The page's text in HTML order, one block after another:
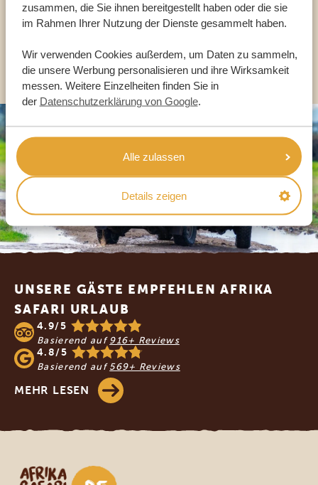
zusammen, die Sie ihnen bereitgestellt haben oder die sie
im Rahmen Ihrer Nutzung der Dienste gesammelt haben.
Wir verwenden Cookies außerdem, um Daten zu sammeln,
die unsere Werbung personalisieren und ihre Wirksamkeit
messen. Weitere Einzelheiten finden Sie in
der Datenschutzerklärung von Google.
Alle zulassen
Details zeigen
DE:+49 3222 1850 795
ANDERE LÄNDER
Footer
UNSERE GÄSTE EMPFEHLEN AFRIKA
SAFARI URLAUB
4.9/5
Basierend auf 916+ Reviews
4.8/5
Basierend auf 569+ Reviews
MEHR LESEN
Afrika Safari Urlaub